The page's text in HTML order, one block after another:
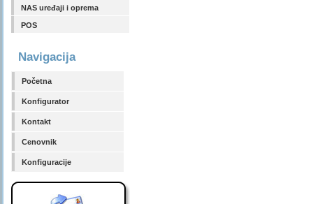
NAS uređaji i oprema
POS
Navigacija
Početna
Konfigurator
Kontakt
Cenovnik
Konfiguracije